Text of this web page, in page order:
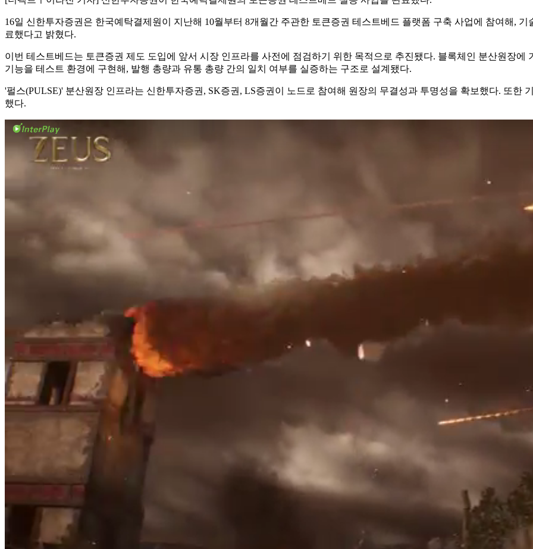
16일 신한투자증권은 한국예탁결제원이 지난해 10월부터 8개월간 주관한 토큰증권 테스트베드 플랫폼 구축 사업에 참여해,
료했다고 밝혔다.
이번 테스트베드는 토큰증권 제도 도입에 앞서 시장 인프라를 사전에 점검하기 위한 목적으로 추진됐다. 블록체인 분산원장에
기능을 테스트 환경에 구현해, 발행 총량과 유통 총량 간의 일치 여부를 실증하는 구조로 설계됐다.
'펄스(PULSE)' 분산원장 인프라는 신한투자증권, SK증권, LS증권이 노드로 참여해 원장의 무결성과 투명성을 확보했다. 또한
했다.